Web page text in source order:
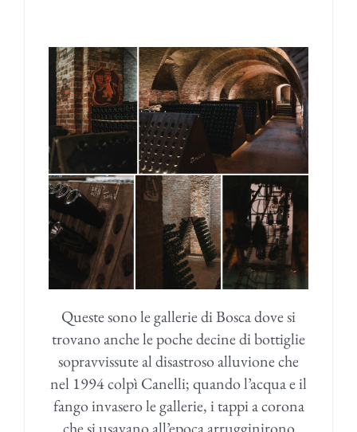
Queste sono le gallerie di Bosca dove si
trovano anche le poche decine di bottiglie
sopravvissute al disastroso alluvione che
nel 1994 colpì Canelli; quando l’acqua e il
fango invasero le gallerie, i tappi a corona
che si usavano all’epoca arrugginirono